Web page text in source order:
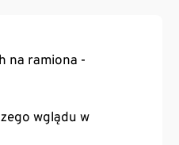
na ramiona -
wglądu w